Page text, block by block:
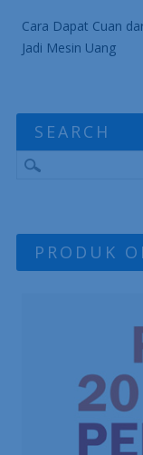
Cara Dapat Cuan
Jadi Mesin Uang
SEARCH
PRODUK